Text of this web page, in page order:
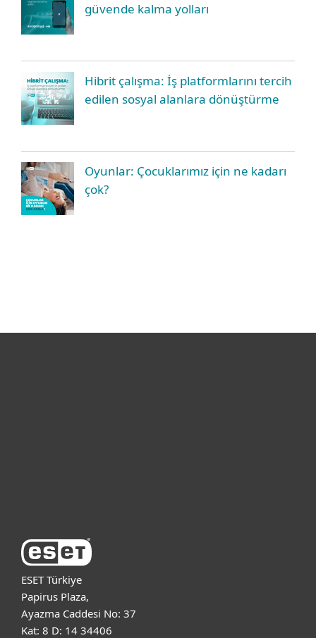
güvende kalma yolları
Hibrit çalışma: İş platformlarını tercih
edilen sosyal alanlara dönüştürme
Oyunlar: Çocuklarımız için ne kadarı
çok?
ESET Türkiye
Papirus Plaza,
Ayazma Caddesi No: 37
Kat: 8 D: 14 34406